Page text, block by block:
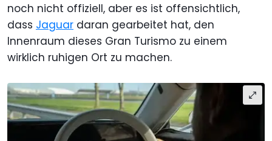
noch nicht offiziell, aber es ist offensichtlich,
dass Jaguar daran gearbeitet hat, den
Innenraum dieses Gran Turismo zu einem
wirklich ruhigen Ort zu machen.